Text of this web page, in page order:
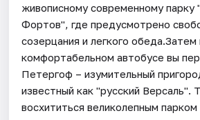
живописному современному парку
Фортов", где предусмотрено
созерцания и легкого обеда.Затем
комфортабельном автобусе вы
Петергоф – изумительный
известный как "русский Версаль".
восхититься великолепным парком